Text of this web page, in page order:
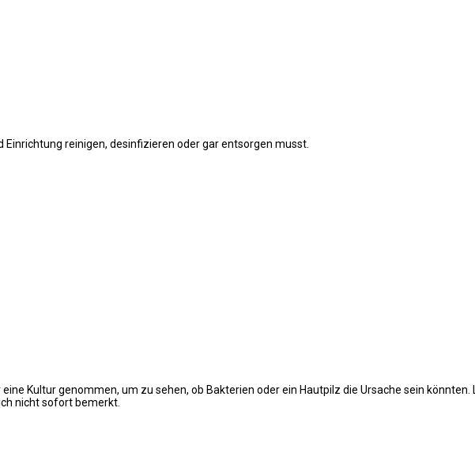
Einrichtung reinigen, desinfizieren oder gar entsorgen musst.
Kultur genommen, um zu sehen, ob Bakterien oder ein Hautpilz die Ursache sein
nicht sofort bemerkt.